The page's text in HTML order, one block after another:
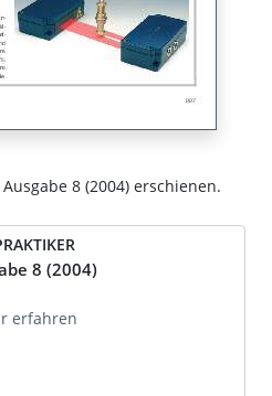
8 (2004) erschienen.
8 (2004)
erfahren